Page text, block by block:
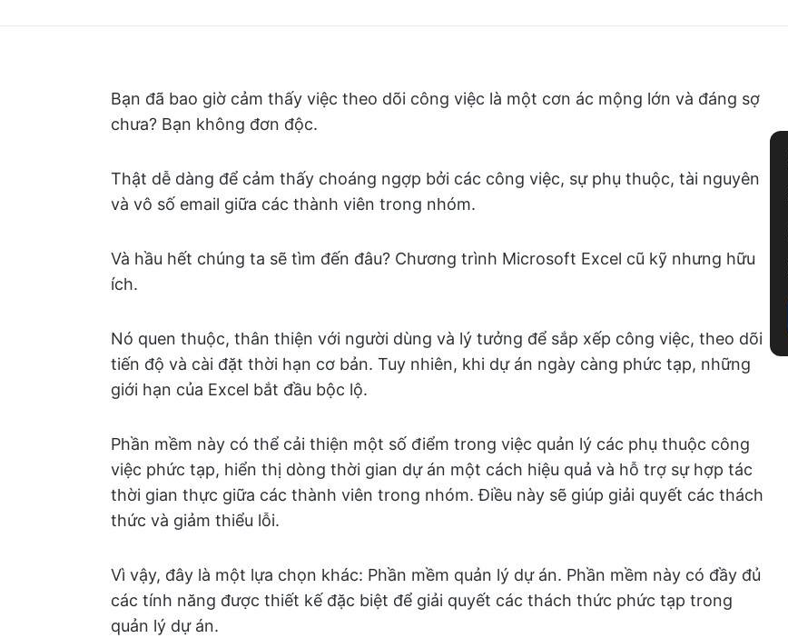
Bạn đã bao giờ cảm thấy việc theo dõi công việc là một cơn ác mộng lớn và đáng sợ
chưa? Bạn không đơn độc.
Thật dễ dàng để cảm thấy choáng ngợp bởi các công việc, sự phụ thuộc, tài nguyên
và vô số email giữa các thành viên trong nhóm.
Và hầu hết chúng ta sẽ tìm đến đâu? Chương trình Microsoft Excel cũ kỹ nhưng hữu
ích.
Nó quen thuộc, thân thiện với người dùng và lý tưởng để sắp xếp công việc, theo dõi
tiến độ và cài đặt thời hạn cơ bản. Tuy nhiên, khi dự án ngày càng phức tạp, những
giới hạn của Excel bắt đầu bộc lộ.
Phần mềm này có thể cải thiện một số điểm trong việc quản lý các phụ thuộc công
việc phức tạp, hiển thị dòng thời gian dự án một cách hiệu quả và hỗ trợ sự hợp tác
thời gian thực giữa các thành viên trong nhóm. Điều này sẽ giúp giải quyết các thách
thức và giảm thiểu lỗi.
Vì vậy, đây là một lựa chọn khác: Phần mềm quản lý dự án. Phần mềm này có đầy đủ
các tính năng được thiết kế đặc biệt để giải quyết các thách thức phức tạp trong
quản lý dự án.